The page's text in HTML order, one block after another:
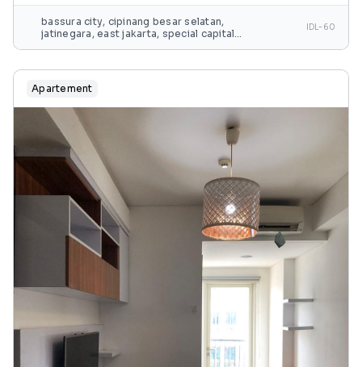
bassura city, cipinang besar selatan,
jatinegara, east jakarta, special capital
IDL-60
Apartement